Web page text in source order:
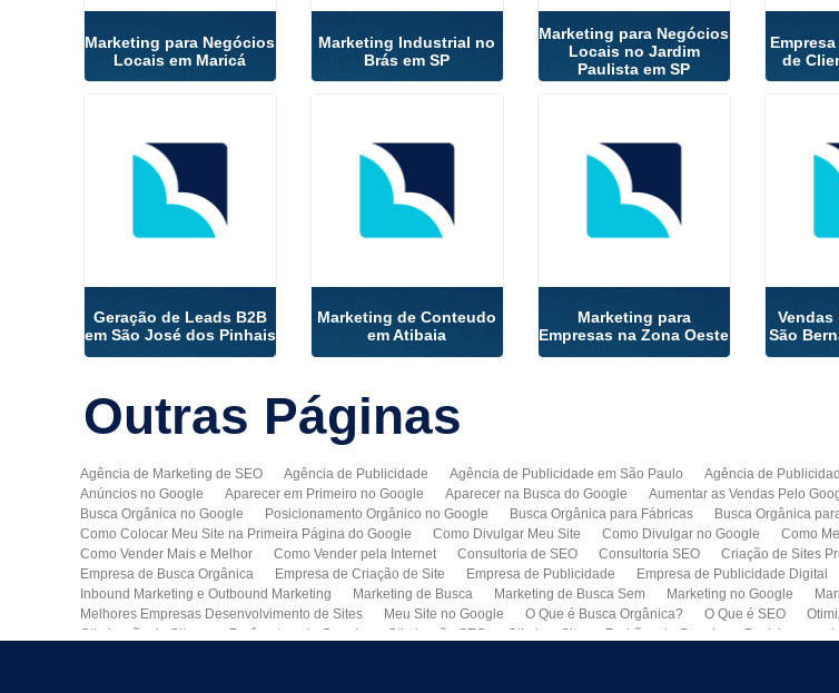
Marketing para Negócios
Locais em Maricá
Marketing Industrial no
Brás em SP
Marketing para Negócios
Locais no Jardim
Paulista em SP
de
Geração de Leads B2B
em São José dos Pinhais
Marketing de Conteudo
em Atibaia
Marketing para
Empresas na Zona Oeste
São
Outras Páginas
Agência de Marketing de SEO Agência de Publicidade Agência de Publicidade em São Paulo Agência de
Anúncios no Google
Aparecer em Primeiro no Google Aparecer na Busca do Google Aumentar as Vendas Pelo
Busca Orgânica no Google
Posicionamento Orgânico no Google Busca Orgânica para Fábricas Busca Orgânica
Como Colocar Meu Site na Primeira Página do Google
Como Divulgar Meu Site Como Divulgar no Google Como
Como Vender Mais e Melhor
Como Vender pela Internet Consultoria de SEO Consultoria SEO Criação de Sites
Empresa de Busca Orgânica
Empresa de Criação de Site Empresa de Publicidade Empresa de Publicidade Digital
Inbound Marketing e Outbound Marketing
Marketing de Busca Marketing de Busca Sem Marketing no Google
Melhores Empresas Desenvolvimento de Sites
Meu Site no Google O Que é Busca Orgânica? O Que é SEO
Otimização de Sites nos Parâmetros do Google
Otimização SEO Otimizar Site Padrões do Google